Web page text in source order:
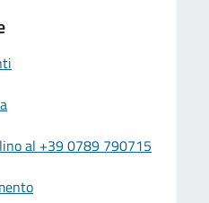
al +39 0789 790715